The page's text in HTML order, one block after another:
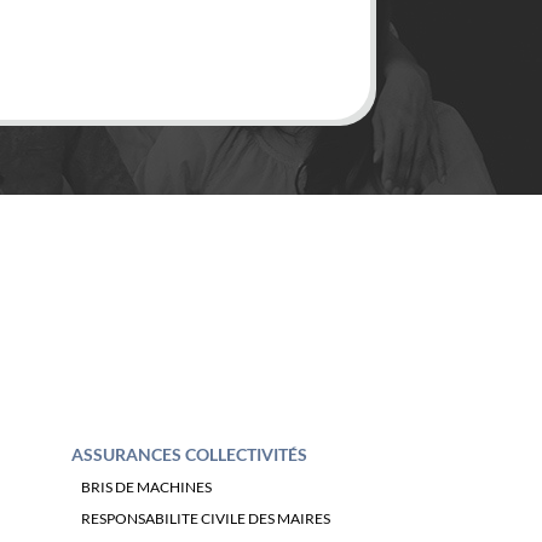
ASSURANCES COLLECTIVITÉS
BRIS DE MACHINES
RESPONSABILITE CIVILE DES MAIRES